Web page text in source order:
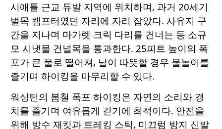
시애틀 근교 듀발 지역에 위치하며, 과거 20세기
벌목 캠프터였던 자리에 자리 잡았다. 사유지 구
간을 지나며 마가렛 크릭 다리를 건너는 등 소규
모 시냇물 건널목을 통과한다. 25피트 높이의 폭
포가 큰 풀로 떨어져, 날이 따뜻할 경우 물놀이를
즐기며 하이킹을 마무리할 수 있다.
워싱턴의 봄철 폭포 하이킹은 자연의 소리와 경
치를 즐기며 여유롭게 걷기에 최적이다. 안전을
위해 방수 재킷과 트레킹 스틱, 미끄럼 방지 신발